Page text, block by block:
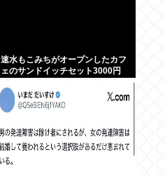
速水もこみちがオープンしたカフ
ェのサンドイッチセット3000円